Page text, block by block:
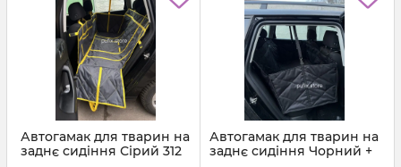
Автогамак для тварин на
заднє сидіння Сірий 312
Автогамак для тварин на
заднє сидіння Чорний +